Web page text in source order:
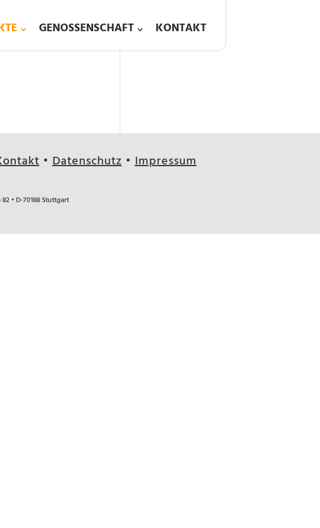
GENOSSENSCHAFT KONTAKT
•Datenschutz•Impressum
•D-70188 Stuttgart